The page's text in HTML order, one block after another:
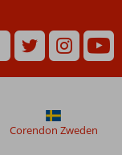
Corendon Zweden